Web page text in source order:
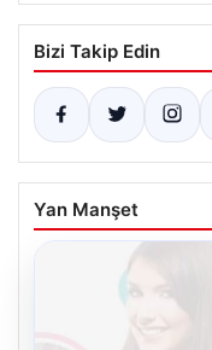
Bizi Takip Edin
Yan Manşet